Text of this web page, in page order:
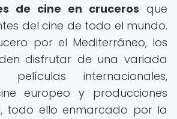
de cine en cruceros que
del cine de todo el mundo.
por el Mediterráneo, los
disfrutar de una variada
internacionales,
europeo y producciones
todo ello enmarcado por la